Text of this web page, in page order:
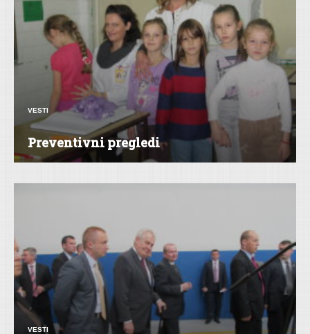
VESTI
Preventivni pregledi
VESTI